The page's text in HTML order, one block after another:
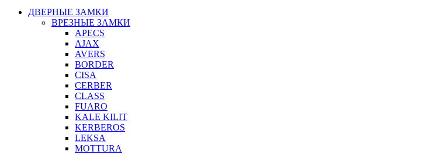
ДВЕРНЫЕ ЗАМКИ
ВРЕЗНЫЕ ЗАМКИ
APECS
AJAX
AVERS
BORDER
CISA
CERBER
CLASS
FUARO
KALE KILIT
KERBEROS
LEKSA
MOTTURA